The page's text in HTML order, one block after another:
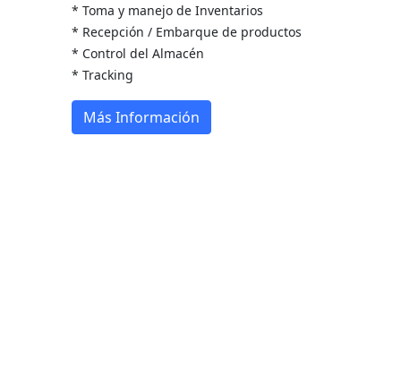
* Toma y manejo de Inventarios
* Recepción / Embarque de productos
* Control del Almacén
* Tracking
Más Información